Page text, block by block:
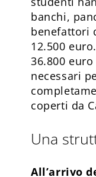
banchi,
benefattori
12.500
36.800
necessari
coperti da
Una
All’arrivo